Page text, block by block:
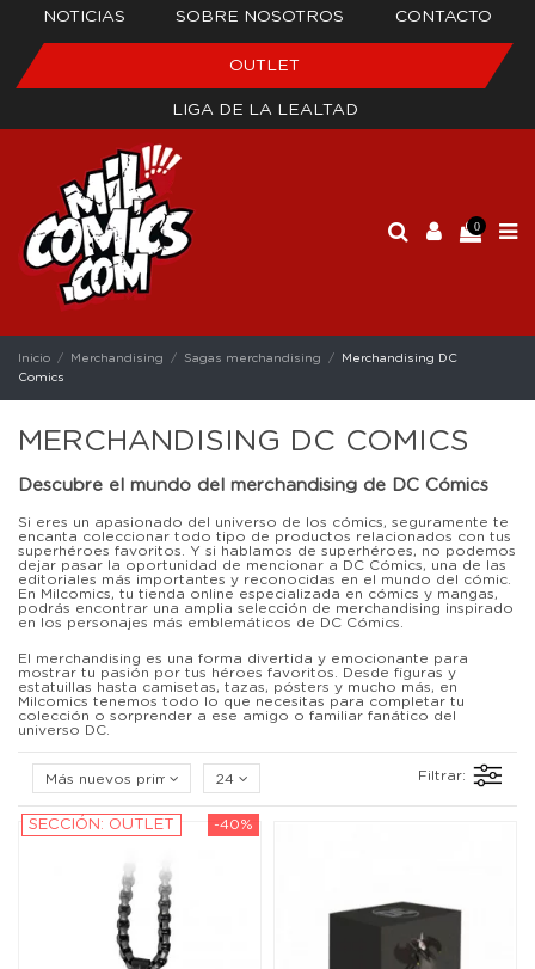
NOTICIAS SOBRE NOSOTROS CONTACTO
OUTLET
LIGA DE LA LEALTAD
0
Inicio Merchandising Sagas merchandising
Merchandising DC
Comics
MERCHANDISING DC COMICS
Descubre el mundo del merchandising de DC Cómics
Si eres un apasionado del universo de los cómics, seguramente te
encanta coleccionar todo tipo de productos relacionados con tus
superhéroes favoritos. Y si hablamos de superhéroes, no podemos
dejar pasar la oportunidad de mencionar a DC Cómics, una de las
editoriales más importantes y reconocidas en el mundo del cómic.
En Milcomics, tu tienda online especializada en cómics y mangas,
podrás encontrar una amplia selección de merchandising inspirado
en los personajes más emblemáticos de DC Cómics.
El merchandising es una forma divertida y emocionante para
mostrar tu pasión por tus héroes favoritos. Desde figuras y
estatuillas hasta camisetas, tazas, pósters y mucho más, en
Milcomics tenemos todo lo que necesitas para completar tu
colección o sorprender a ese amigo o familiar fanático del
universo DC.
Más nuevos primero 24 Filtrar:
-40%
SECCIÓN: OUTLET